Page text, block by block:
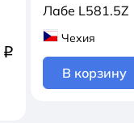
q
Лабе L581.5Z
Чехия
В корзину